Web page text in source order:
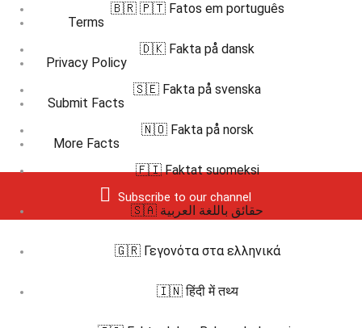
Terms
Privacy Policy
Submit Facts
More Facts
Subscribe to our channel
🇧🇷 🇵🇹 Fatos em português
🇩🇰 Fakta på dansk
🇸🇪 Fakta på svenska
🇳🇴 Fakta på norsk
🇫🇮 Faktat suomeksi
🇸🇦 حقائق باللغة العربية
🇬🇷 Γεγονότα στα ελληνικά
🇮🇳 हिंदी में तथ्य